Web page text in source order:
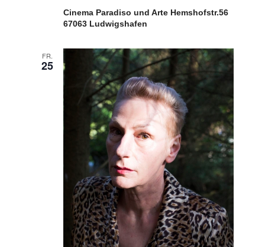
Cinema Paradiso und Arte Hemshofstr.56
67063 Ludwigshafen
FR.
25